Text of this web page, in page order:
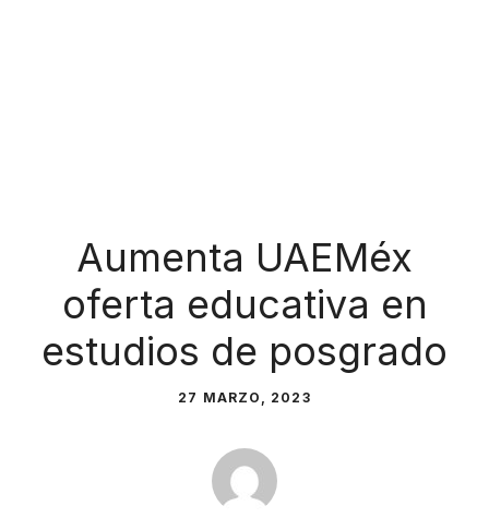
Aumenta UAEMéx
oferta educativa en
estudios de posgrado
27 MARZO, 2023